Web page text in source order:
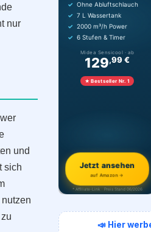
nur
und
sich
nutzen
Ohne Abluftschlauch
7 L Wassertank
2000 m³/h Power
6 Stufen & Timer
Midea Sensicool · ab
129,99 €
★ Bestseller Nr. 1
Jetzt ansehen
auf Amazon →
* Affiliate-Link · Preis Stand 06/2026
📣 Hier